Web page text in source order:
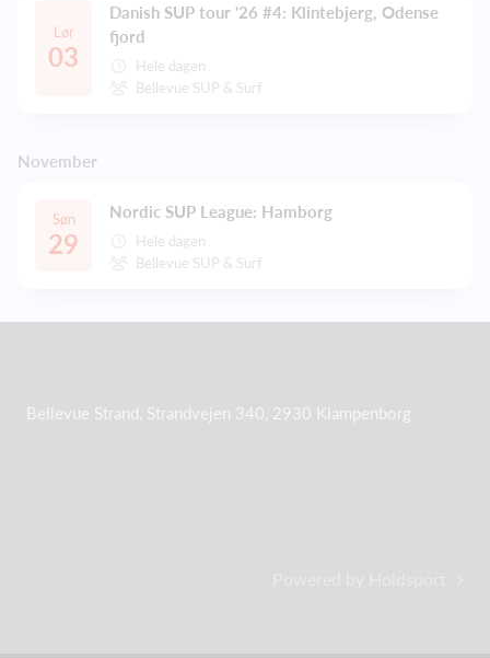
Lør
03
Danish SUP tour '26 #4: Klintebjerg, Odense
fjord
Hele dagen
Bellevue SUP & Surf
November
Søn
29
Nordic SUP League: Hamborg
Hele dagen
Bellevue SUP & Surf
Bellevue Strand, Strandvejen 340, 2930 Klampenborg